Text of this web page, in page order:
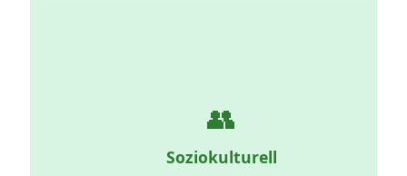
👥
Soziokulturell
Demografie, Bildung, Werte, Lebensweisen, soziale